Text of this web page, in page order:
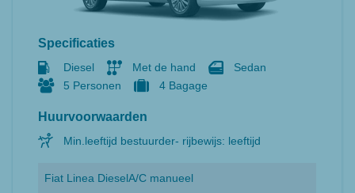
Specificaties
Diesel Met de hand
Sedan
5 Personen
4 Bagage
Huurvoorwaarden
Min.leeftijd bestuurder- rijbewijs: leeftijd
Fiat Linea DieselA/C manueel